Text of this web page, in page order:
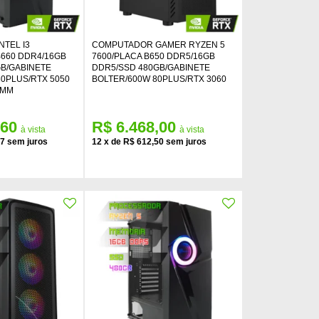
I3
DDR4/16GB
GABINETE
RTX 5050
COMPUTADOR GAMER RYZEN 5
7600/PLACA B650 DDR5/16GB
DDR5/SSD 480GB/GABINETE
BOLTER/600W 80PLUS/RTX 3060
12 x de R$ 612,50
R$ 6.468,00